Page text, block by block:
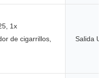
1x
de cigarrillos,
Salida